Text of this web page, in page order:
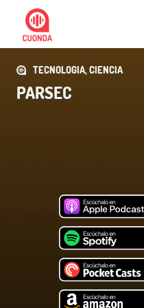
TECNOLOGIA, CIENCIA
PARSEC